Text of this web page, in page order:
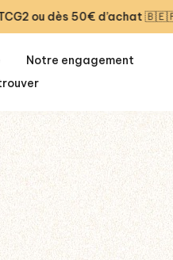
ou dès 50€ d’achat 🇧🇪🇫🇷🇱🇺
Notre engagement